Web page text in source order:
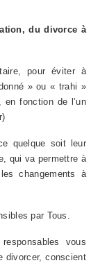
du divorce à
pour éviter à
» ou « trahi »
en fonction de l’un
quelque soit leur
qui va permettre à
changements à
par Tous.
vous
divorcer, conscient